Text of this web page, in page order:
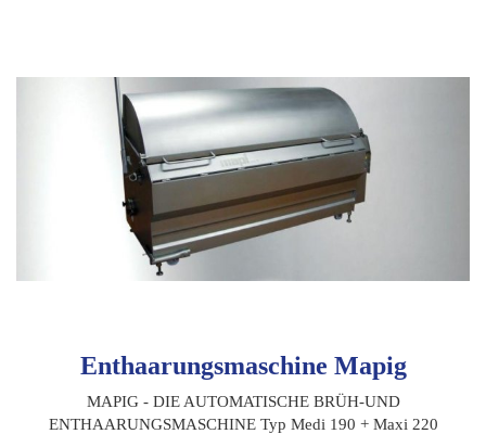
Enthaarungsmaschine Mapig
MAPIG - DIE AUTOMATISCHE BRÜH-UND
ENTHAARUNGSMASCHINE Typ Medi 190 + Maxi 220